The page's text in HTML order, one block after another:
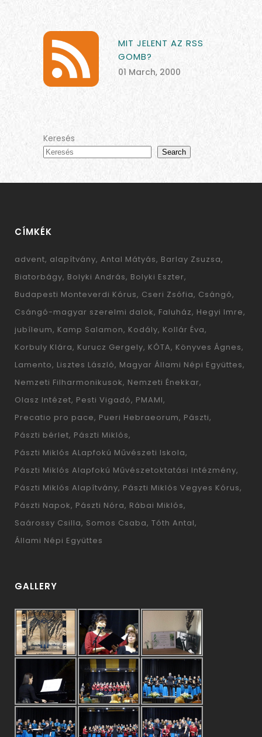
MIT JELENT AZ RSS
GOMB?
01 March, 2000
Keresés
Search
CÍMKÉK
advent alapítvány Antal Mátyás Barlay Zsuzsa
Biatorbágy Bolyki András Bolyki Eszter
Budapesti Monteverdi Kórus Cseri Zsófia Csángó
Csángó-magyar szerelmi dalok Faluház Hegyi Imre
jubíleum Kamp Salamon Kodály Kollár Éva
Korbuly Klára Kurucz Gergely KÓTA Könyves Ágnes
Lamento Lisztes László Magyar Állami Népi Együttes
Nemzeti Filharmonikusok Nemzeti Énekkar
Olasz Intézet Pesti Vigadó PMAMI
Precatio pro pace Pueri Hebraeorum Pászti
Pászti bérlet Pászti Miklós
Pászti Miklós ALapfokú Művészeti Iskola
Pászti Miklós Alapfokú Művészetoktatási Intézmény
Pászti Miklós Alapítvány Pászti Miklós Vegyes Kórus
Pászti Napok Pászti Nóra Rábai Miklós
Saárossy Csilla Somos Csaba Tóth Antal
Állami Népi Együttes
GALLERY